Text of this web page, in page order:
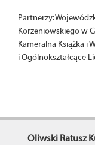
Partnerzy:
Korzeniowskiego w
Kameralna Książka i
i Ogólnokształcące
Oliwski Ratusz